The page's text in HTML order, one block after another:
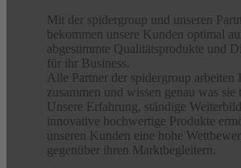
Mit der spidergroup und unseren
bekommen unsere Kunden optimal
abgestimmte Qualitätsprodukte und
für ihr Business.
Alle Partner der spidergroup arbeiten
zusammen und wissen genau was sie
Unsere Erfahrung, ständige
innovative hochwertige Produkte
unseren Kunden eine hohe
gegenüber ihren Marktbegleitern.